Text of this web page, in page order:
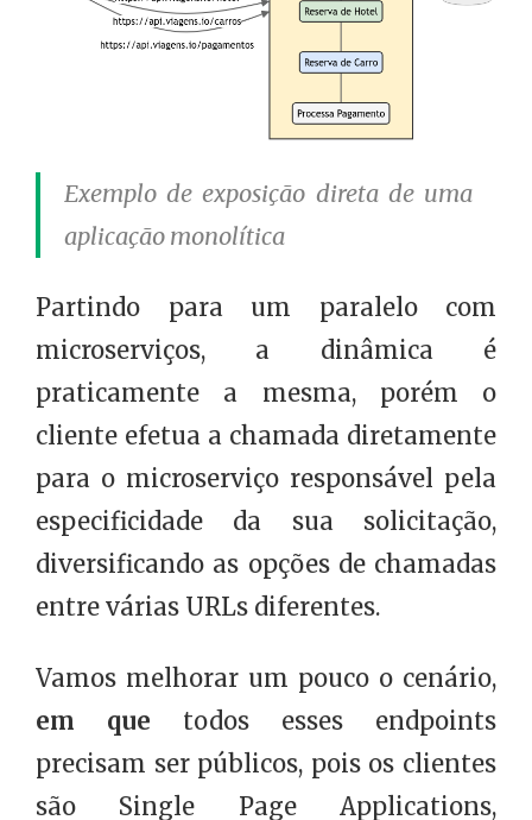
Exemplo de exposição direta de uma
aplicação monolítica
Partindo para um paralelo com
microserviços, a dinâmica é
praticamente a mesma, porém o
cliente efetua a chamada diretamente
para o microserviço responsável pela
especificidade da sua solicitação,
diversificando as opções de chamadas
entre várias URLs diferentes.
Vamos melhorar um pouco o cenário,
em que todos esses endpoints
precisam ser públicos, pois os clientes
são Single Page Applications,